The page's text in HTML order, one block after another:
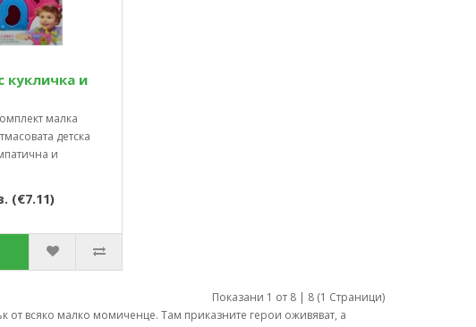
кукличка и
малка
детска
и
(€7.11)
Показани 1 от 8 | 8 (1 Страници)
от всяко малко момиченце. Там приказните герои оживяват, а